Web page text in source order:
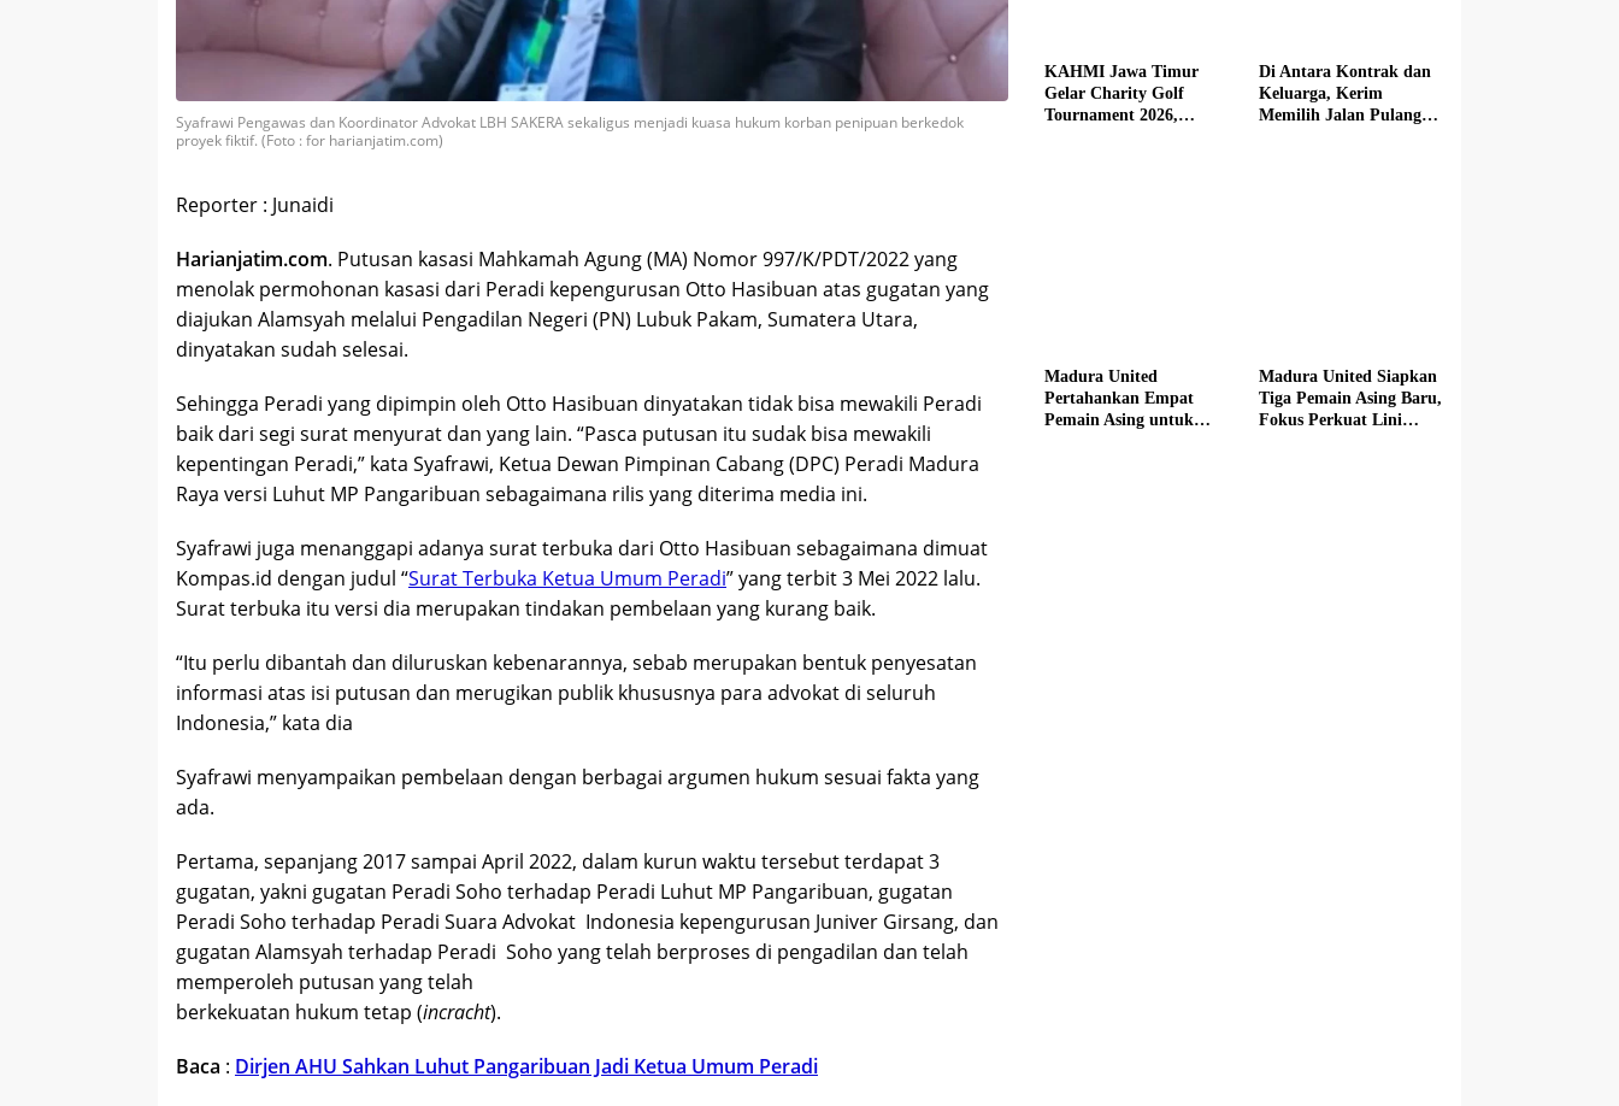
Syafrawi Pengawas dan Koordinator Advokat LBH SAKERA sekaligus menjadi kuasa hukum korban penipuan berkedok
proyek fiktif. (Foto : for harianjatim.com)
Reporter : Junaidi
Harianjatim.com. Putusan kasasi Mahkamah Agung (MA) Nomor 997/K/PDT/2022 yang
menolak permohonan kasasi dari Peradi kepengurusan Otto Hasibuan atas gugatan yang
diajukan Alamsyah melalui Pengadilan Negeri (PN) Lubuk Pakam, Sumatera Utara,
dinyatakan sudah selesai.
Sehingga Peradi yang dipimpin oleh Otto Hasibuan dinyatakan tidak bisa mewakili Peradi
baik dari segi surat menyurat dan yang lain. “Pasca putusan itu sudak bisa mewakili
kepentingan Peradi,” kata Syafrawi, Ketua Dewan Pimpinan Cabang (DPC) Peradi Madura
Raya versi Luhut MP Pangaribuan sebagaimana rilis yang diterima media ini.
Syafrawi juga menanggapi adanya surat terbuka dari Otto Hasibuan sebagaimana dimuat
Kompas.id dengan judul “Surat Terbuka Ketua Umum Peradi” yang terbit 3 Mei 2022 lalu.
Surat terbuka itu versi dia merupakan tindakan pembelaan yang kurang baik.
“Itu perlu dibantah dan diluruskan kebenarannya, sebab merupakan bentuk penyesatan
informasi atas isi putusan dan merugikan publik khususnya para advokat di seluruh
Indonesia,” kata dia
Syafrawi menyampaikan pembelaan dengan berbagai argumen hukum sesuai fakta yang
ada.
Pertama, sepanjang 2017 sampai April 2022, dalam kurun waktu tersebut terdapat 3
gugatan, yakni gugatan Peradi Soho terhadap Peradi Luhut MP Pangaribuan, gugatan
Peradi Soho terhadap Peradi Suara Advokat Indonesia kepengurusan Juniver Girsang, dan
gugatan Alamsyah terhadap Peradi Soho yang telah berproses di pengadilan dan telah
memperoleh putusan yang telah
berkekuatan hukum tetap (incracht).
Baca : Dirjen AHU Sahkan Luhut Pangaribuan Jadi Ketua Umum Peradi
KAHMI Jawa Timur
Gelar Charity Golf
Tournament 2026,
Di Antara Kontrak dan
Keluarga, Kerim
Memilih Jalan Pulang
Madura United
Pertahankan Empat
Pemain Asing untuk
Madura United Siapkan
Tiga Pemain Asing Baru,
Fokus Perkuat Lini